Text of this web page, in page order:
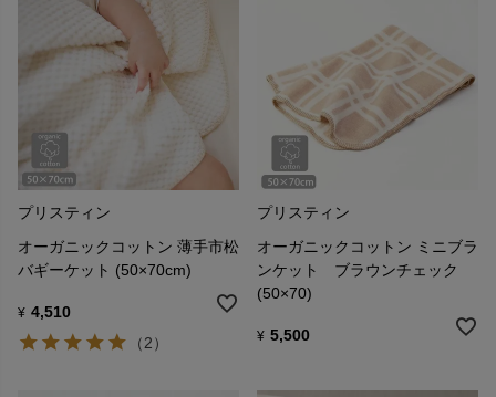
プリスティン
オーガニックコットン 薄手市松
バギーケット (50×70cm)
¥ 4,510
（2）
プリスティン
オーガニックコットン ミニブラ
ンケット ブラウンチェック
(50×70)
¥ 5,500